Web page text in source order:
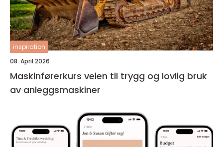
inspiration
08. April 2026
Maskinførerkurs veien til trygg og lovlig bruk
av anleggsmaskiner